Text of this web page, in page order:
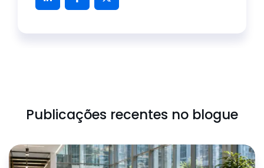
Publicações recentes no blogue